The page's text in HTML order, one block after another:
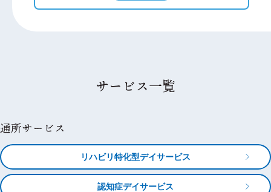
サービス一覧
通所サービス
リハビリ特化型デイサービス
認知症デイサービス